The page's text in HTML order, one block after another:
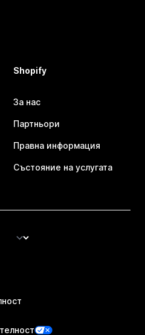
Shopify
За нас
Партньори
Правна информация
Състояние на услугата